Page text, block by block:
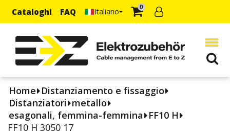
Cataloghi FAQ Italiano 0
Home Distanziamento e fissaggio
Distanziatori metallo
esagonali, femmina-femmina FF10 H
FF10 H 3050 17